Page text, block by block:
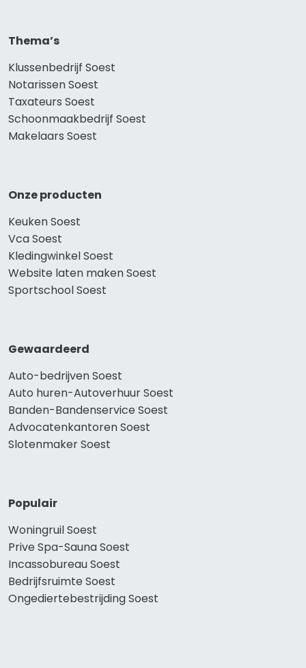
Thema’s
Klussenbedrijf Soest
Notarissen Soest
Taxateurs Soest
Schoonmaakbedrijf Soest
Makelaars Soest
Onze producten
Keuken Soest
Vca Soest
Kledingwinkel Soest
Website laten maken Soest
Sportschool Soest
Gewaardeerd
Auto-bedrijven Soest
Auto huren-Autoverhuur Soest
Banden-Bandenservice Soest
Advocatenkantoren Soest
Slotenmaker Soest
Populair
Woningruil Soest
Prive Spa-Sauna Soest
Incassobureau Soest
Bedrijfsruimte Soest
Ongediertebestrijding Soest